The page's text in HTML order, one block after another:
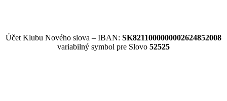
Účet Klubu Nového slova – IBAN: SK8211000000002624852008
variabilný symbol pre Slovo 52525